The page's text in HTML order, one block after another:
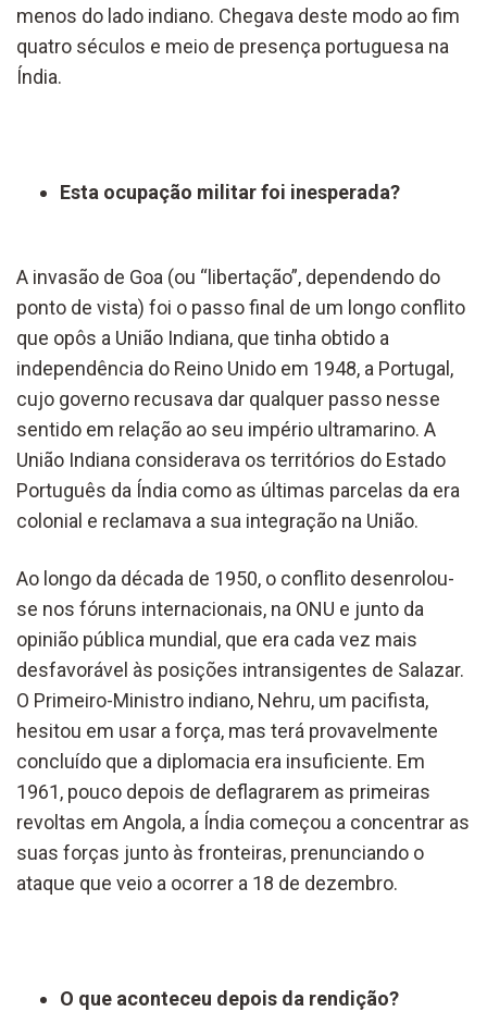
menos do lado indiano. Chegava deste modo ao fim
quatro séculos e meio de presença portuguesa na
Índia.
Esta ocupação militar foi inesperada?
A invasão de Goa (ou “libertação”, dependendo do
ponto de vista) foi o passo final de um longo conflito
que opôs a União Indiana, que tinha obtido a
independência do Reino Unido em 1948, a Portugal,
cujo governo recusava dar qualquer passo nesse
sentido em relação ao seu império ultramarino. A
União Indiana considerava os territórios do Estado
Português da Índia como as últimas parcelas da era
colonial e reclamava a sua integração na União.
Ao longo da década de 1950, o conflito desenrolou-
se nos fóruns internacionais, na ONU e junto da
opinião pública mundial, que era cada vez mais
desfavorável às posições intransigentes de Salazar.
O Primeiro-Ministro indiano, Nehru, um pacifista,
hesitou em usar a força, mas terá provavelmente
concluído que a diplomacia era insuficiente. Em
1961, pouco depois de deflagrarem as primeiras
revoltas em Angola, a Índia começou a concentrar as
suas forças junto às fronteiras, prenunciando o
ataque que veio a ocorrer a 18 de dezembro.
O que aconteceu depois da rendição?